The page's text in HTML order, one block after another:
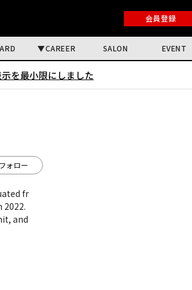
会員登録
CAREER SALON EVENT
を最小限にしました
ォロー
fr
and